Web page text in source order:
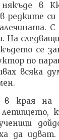
в
С
се
по
всяка
края на
да идват.